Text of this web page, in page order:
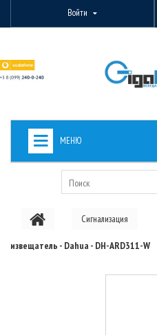
Войти
МЕНЮ
PON ОБОРУДОВАНИЕ
Сигнализация
извещатель - Dahua - DH-ARD311-W